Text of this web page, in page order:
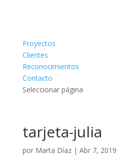
Proyectos
Clientes
Reconocimientos
Contacto
Seleccionar página
tarjeta-julia
por Marta Díaz| Abr 7, 2019